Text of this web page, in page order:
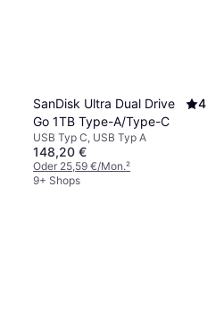
SanDisk Ultra Dual Drive
Go 1TB Type-A/Type-C
4
USB Typ C, USB Typ A
148,20 €
Oder 25,59 €/Mon.²
9+ Shops